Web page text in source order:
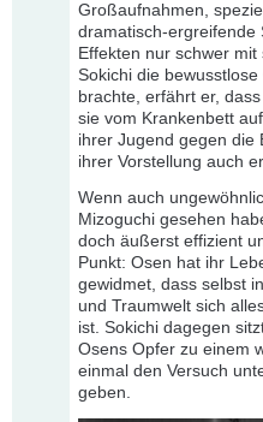
Großaufnahmen,
dramatisch-ergreifende
Effekten nur schwer
Sokichi die
brachte, erfährt er,
sie vom Krankenbett
ihrer Jugend gegen die
ihrer Vorstellung auch
Wenn auch
Mizoguchi gesehen
doch äußerst effizient
Punkt: Osen hat ihr
gewidmet, dass selbst
und Traumwelt sich
ist. Sokichi dagegen
Osens Opfer zu einem
einmal den Versuch
geben.